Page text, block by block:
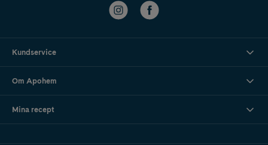
Kundservice
Om Apohem
Mina recept